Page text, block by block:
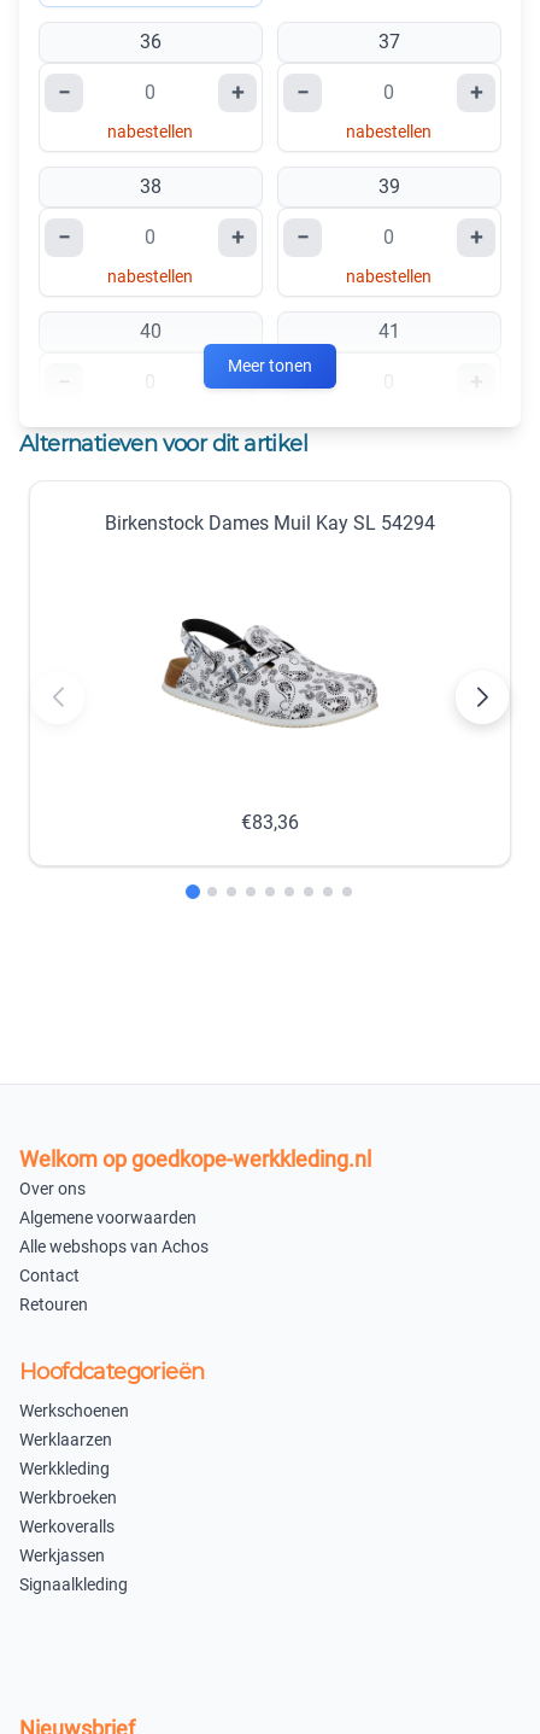
36
− +
nabestellen
37
− +
nabestellen
38
− +
nabestellen
39
− +
nabestellen
40 41
+
42
+
43
−
+
nabestellen
−
nabestellen
+ −
Meer tonen
Alternatieven voor dit artikel
Birkenstock Dames Muil Kay SL 54294
€83,36
Welkom op goedkope-werkkleding.nl
Over ons
Algemene voorwaarden
Alle webshops van Achos
Contact
Retouren
Hoofdcategorieën
Werkschoenen
Werklaarzen
Werkkleding
Werkbroeken
Werkoveralls
Werkjassen
Signaalkleding
Nieuwsbrief